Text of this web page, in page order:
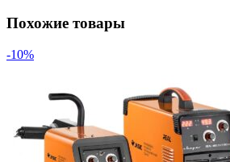
Похожие товары
-10%